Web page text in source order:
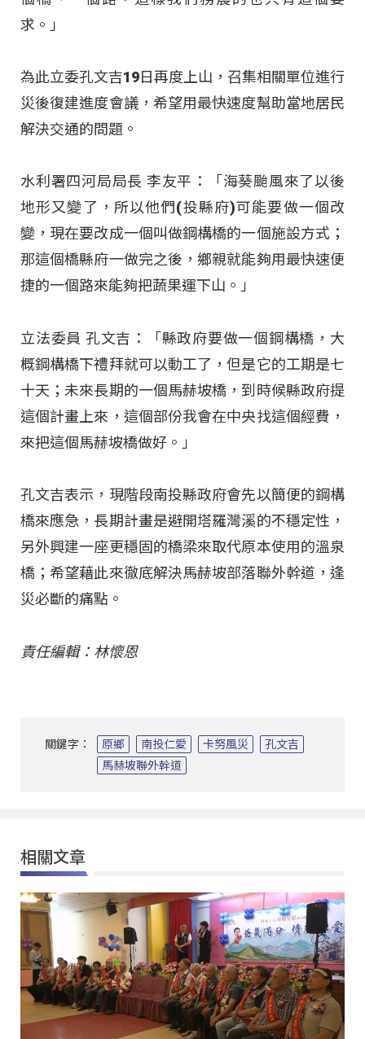
求。」
為此立委孔文吉19日再度上山，召集相關單位進行
災後復建進度會議，希望用最快速度幫助當地居民
解決交通的問題。
水利署四河局局長 李友平：「海葵颱風來了以後
地形又變了，所以他們(投縣府)可能要做一個改
變，現在要改成一個叫做鋼構橋的一個施設方式；
那這個橋縣府一做完之後，鄉親就能夠用最快速便
捷的一個路來能夠把蔬果運下山。」
立法委員 孔文吉：「縣政府要做一個鋼構橋，大
概鋼構橋下禮拜就可以動工了，但是它的工期是七
十天；未來長期的一個馬赫坡橋，到時候縣政府提
這個計畫上來，這個部份我會在中央找這個經費，
來把這個馬赫坡橋做好。」
孔文吉表示，現階段南投縣政府會先以簡便的鋼構
橋來應急，長期計畫是避開塔羅灣溪的不穩定性，
另外興建一座更穩固的橋梁來取代原本使用的溫泉
橋；希望藉此來徹底解決馬赫坡部落聯外幹道，逢
災必斷的痛點。
責任編輯：林懷恩
關鍵字： 原鄉 南投仁愛 卡努風災
孔文吉
馬赫坡聯外幹道
相關文章